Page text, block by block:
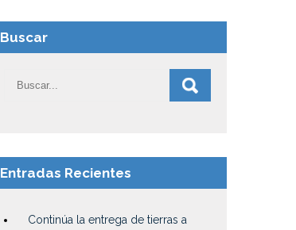
Buscar
Entradas Recientes
Continúa la entrega de tierras a